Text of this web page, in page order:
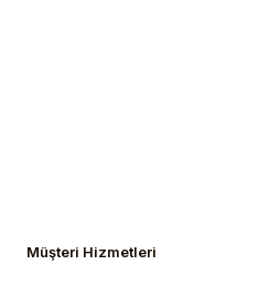
Müşteri Hizmetleri